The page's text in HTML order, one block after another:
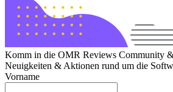
Komm in die OMR Reviews Community
Neuigkeiten & Aktionen rund um die
Vorname